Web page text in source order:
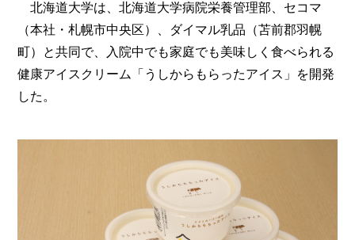
北海道大学は、北海道大学病院栄養管理部、セコマ
（本社・札幌市中央区）、ダイマル乳品（苫前郡羽幌
町）と共同で、入院中でも家庭でも美味しく食べられる
健康アイスクリーム「うしからもらったアイス」を開発
した。